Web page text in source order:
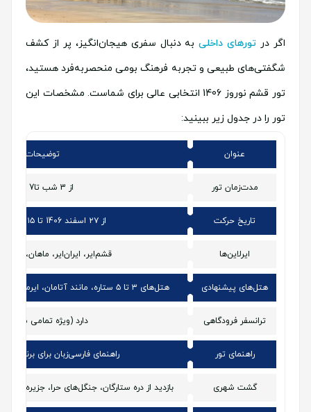
اگر در تورهای داخلیبه دنبال سفری هیجان‌انگیز، پر از کشف
شگفتی‌های طبیعی و تجربه فرهنگ بومی منحصربه‌فرد هستید،
تور قشم نوروز 1406 انتخابی عالی برای شماست. مشخصات این
تور را در جدول زیر ببینید:
عنوان توضیحات
مدت‌زمان تور از 3 شب تا7 شب
تاریخ حرکت از ۲۷ اسفند 1406 تا ۱۵ فروردین 1406
ایرلاین‌ها قشم‌ایر، ایران‌ایر، ماهان،
هتل‌های پیشنهادی هتل‌های ۳ تا ۵ ستاره، مانند آتامان، ایرمان، آرتا، ساحل طلایی و فولتون
ترانسفر فرودگاهی دارد (ویژه تمامی
راهنمای تور راهنمای فارسی‌زبان برای
گشت شهری بازدید از دره ستارگان، جنگل‌های حرا، جزیره ناز،